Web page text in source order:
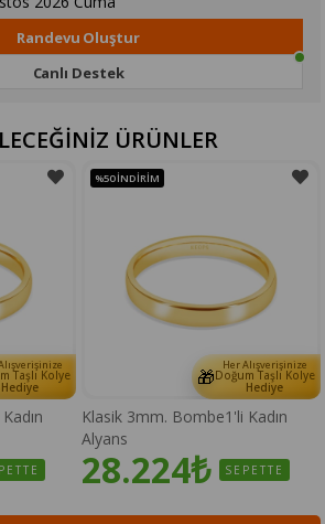
Randevu Oluştur
Canlı Destek
ÜRÜNLER
Taşlı Kolye
Hediye 🎁 Her Alışverişinize
Doğum Taşlı Kolye
Hediye
Klasik 3mm. Bombe1'li Kadın
Alyans
28.224₺ SEPETTE
%50 İNDIRIM